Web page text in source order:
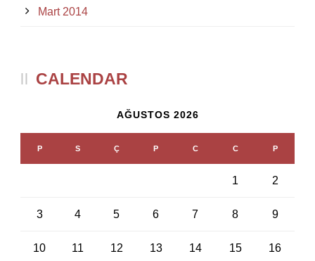
Mart 2014
CALENDAR
AĞUSTOS 2026
P S Ç P C C P
1 2
3 4 5 6 7 8 9
10 11 12 13 14 15 16